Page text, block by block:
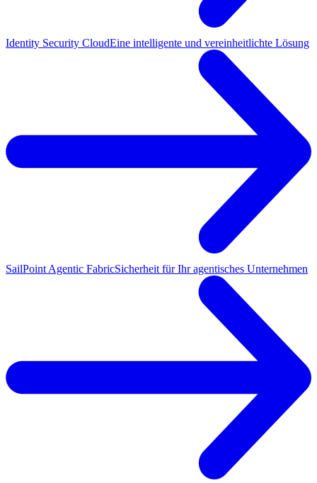
Identity Security CloudEine intelligente und vereinheitlichte Lösung
SailPoint Agentic FabricSicherheit für Ihr agentisches Unternehmen